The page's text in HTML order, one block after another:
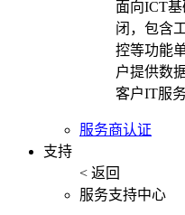
面向ICT
闭，包含
控等功能
户提供数
客户IT服
服务商认证
支持
< 返回
服务支持中心